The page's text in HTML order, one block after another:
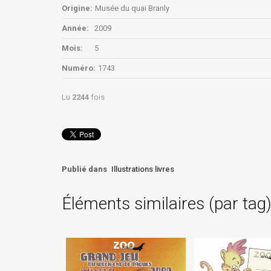
Origine: Musée du quai Branly
Année: 2009
Mois: 5
Numéro: 1743
Lu 2244 fois
Publié dans Illustrations livres
Éléments similaires (par tag)